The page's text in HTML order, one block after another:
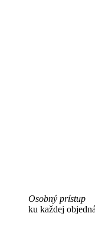
Osobný prístup
ku každej